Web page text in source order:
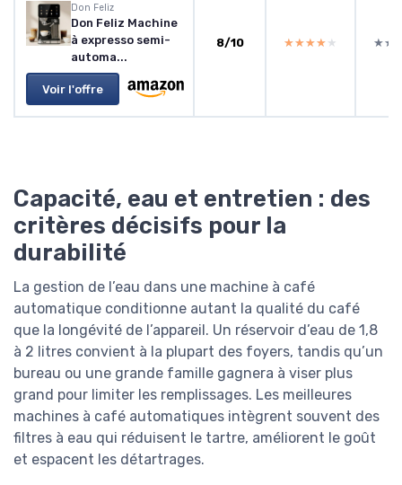
Don Feliz
Don Feliz Machine
à expresso semi-
automa...
Voir l'offre
8/10 ★★★★★
★★★★★
Capacité, eau et entretien : des
critères décisifs pour la
durabilité
La gestion de l’eau dans une machine à café
automatique conditionne autant la qualité du café
que la longévité de l’appareil. Un réservoir d’eau de 1,8
à 2 litres convient à la plupart des foyers, tandis qu’un
bureau ou une grande famille gagnera à viser plus
grand pour limiter les remplissages. Les meilleures
machines à café automatiques intègrent souvent des
filtres à eau qui réduisent le tartre, améliorent le goût
et espacent les détartrages.